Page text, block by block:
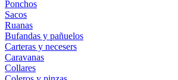
Ponchos
Sacos
Ruanas
Bufandas y pañuelos
Carteras y necesers
Caravanas
Collares